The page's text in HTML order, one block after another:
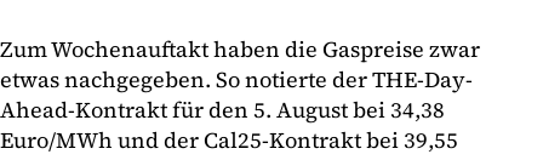
Zum Wochenauftakt haben die Gaspreise zwar
etwas nachgegeben. So notierte der THE-Day-
Ahead-Kontrakt für den 5. August bei 34,38
Euro/MWh und der Cal25-Kontrakt bei 39,55